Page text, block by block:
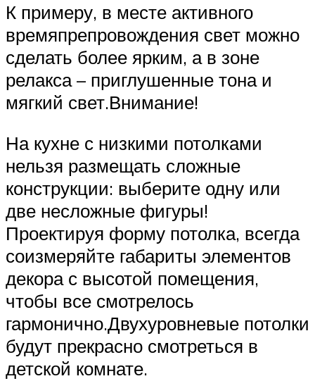
К примеру, в месте активного
времяпрепровождения свет можно
сделать более ярким, а в зоне
релакса – приглушенные тона и
мягкий свет.Внимание!
На кухне с низкими потолками
нельзя размещать сложные
конструкции: выберите одну или
две несложные фигуры!
Проектируя форму потолка, всегда
соизмеряйте габариты элементов
декора с высотой помещения,
чтобы все смотрелось
гармонично.Двухуровневые потолки
будут прекрасно смотреться в
детской комнате.